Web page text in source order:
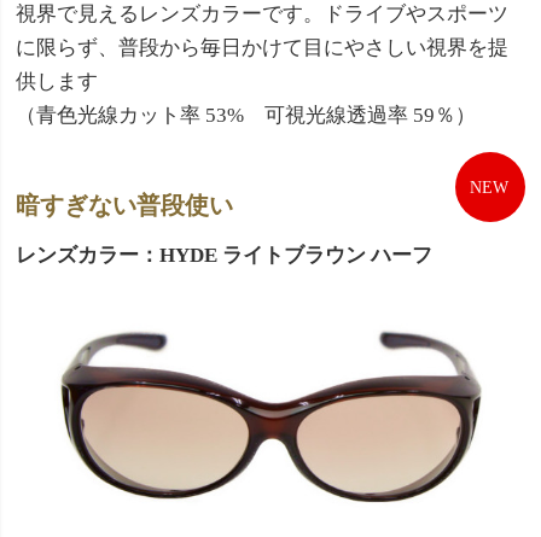
視界で見えるレンズカラーです。ドライブやスポーツ
に限らず、普段から毎日かけて目にやさしい視界を提
供します
（青色光線カット率 53% 可視光線透過率 59％）
暗すぎない普段使い
レンズカラー：HYDE ライトブラウン ハーフ